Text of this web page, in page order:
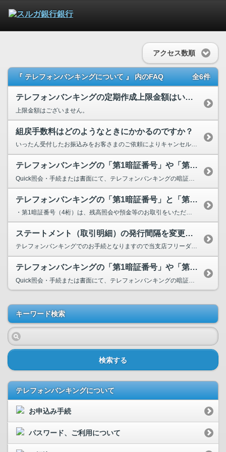
アクセス数順
『 テレフォンバンキングについて 』 内のFAQ 全6件
テレフォンバンキングの定期作成上限金額はいくらですか？
上限金額はございません。
組戻手数料はどのようなときにかかるのですか？
いったん受付したお振込みをお客さまのご依頼によりキャンセルされる場合、先方金融機関から振込...
テレフォンバンキングの「第1暗証番号」や「第2暗証番号」の暗証番号を変更し...
テレフォンバンキングの「第1暗証番号」と「第2暗証番号」とは何ですか？
・第1暗証番号（4桁）は、残高照会や預金等のお取引をいただくとき、ご本人さま確認のため必要とな...
ステートメント（取引明細）の発行間隔を変更したいです。
テレフォンバンキングでのお手続となりますので当支店フリーダイヤルまでご連絡ください。 ...
テレフォンバンキングの「第1暗証番号」や「第2暗証番号」の暗証番号を忘れて...
Quick照会・手続または書面にて、テレフォンバンキングの暗証番号変更を行なっていただく必...
キーワード検索
検索する
テレフォンバンキングについて
お申込み手続
パスワード、ご利用について